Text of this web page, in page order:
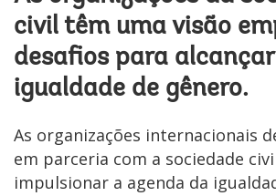
civil têm uma visão
desafios para
igualdade de gênero.
As organizações internacionais
em parceria com a sociedade
impulsionar a agenda da